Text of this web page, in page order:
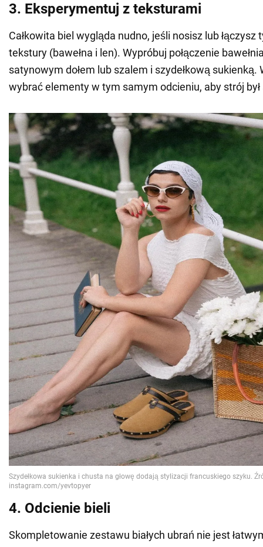
3. Eksperymentuj z teksturami
Całkowita biel wygląda nudno, jeśli nosisz lub łączysz
tekstury (bawełna i len). Wypróbuj połączenie
satynowym dołem lub szalem i szydełkową sukienką.
wybrać elementy w tym samym odcieniu, aby strój
4. Odcienie bieli
Skompletowanie zestawu białych ubrań nie jest